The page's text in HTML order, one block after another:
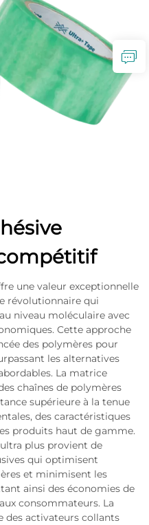
une valeur exceptionnelle
révolutionnaire qui
niveau moléculaire avec
Cette approche
des polymères pour
les alternatives
La matrice
chaînes de polymères
supérieure à la tenue
des caractéristiques
produits haut de gamme.
plus provient de
qui optimisent
et minimisent les
ainsi des économies de
consommateurs. La
des activateurs collants